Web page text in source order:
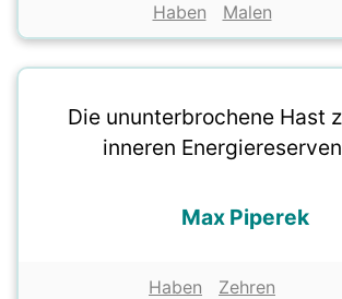
Haben Malen
Die ununterbrochene Hast
inneren
Max Piperek
Haben Zehren